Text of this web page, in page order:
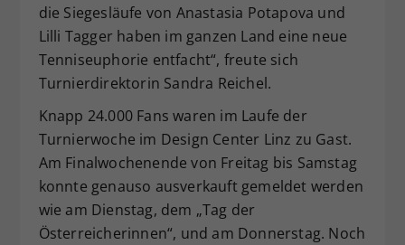
die Siegesläufe von Anastasia Potapova und
Lilli Tagger haben im ganzen Land eine neue
Tenniseuphorie entfacht“, freute sich
Turnierdirektorin Sandra Reichel.
Knapp 24.000 Fans waren im Laufe der
Turnierwoche im Design Center Linz zu Gast.
Am Finalwochenende von Freitag bis Samstag
konnte genauso ausverkauft gemeldet werden
wie am Dienstag, dem „Tag der
Österreicherinnen“, und am Donnerstag. Noch